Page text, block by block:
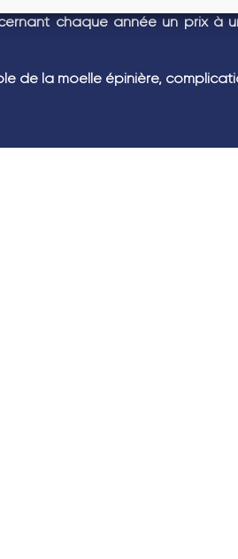
chaque année un prix à
de la moelle épinière,